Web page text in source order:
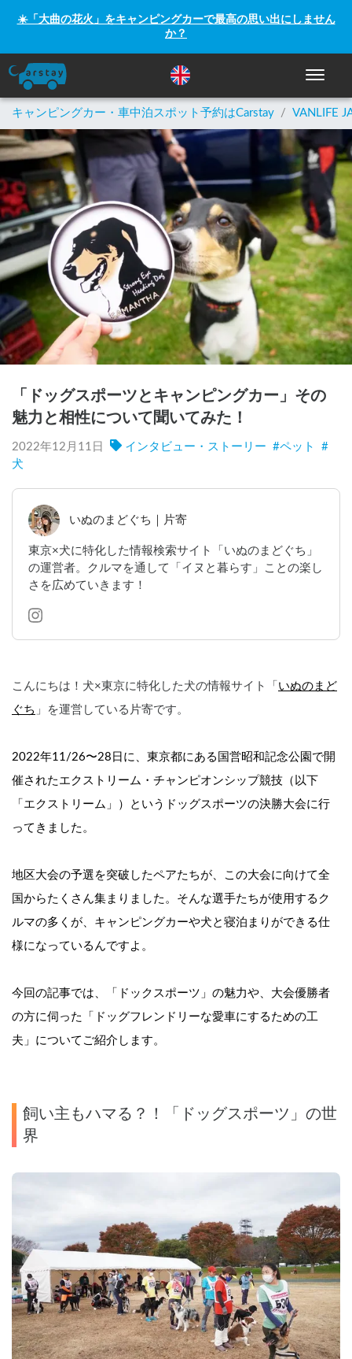
☀️「大曲の花火」をキャンピングカーで最高の思い出にしません
か？
ナビゲ
キャンピングカー・車中泊スポット予約はCarstay / VANLIFE
「ドッグスポーツとキャンピングカー」その
魅力と相性について聞いてみた！
2022年12月11日 インタビュー・ストーリー #ペット
#
犬
いぬのまどぐち｜片寄
東京×犬に特化した情報検索サイト「いぬのまどぐち」
の運営者。クルマを通して「イヌと暮らす」ことの楽し
さを広めていきます！
こんにちは！犬×東京に特化した犬の情報サイト「 いぬのまど
ぐち 」を運営している片寄です。
2022年11/26〜28日に、東京都にある国営昭和記念公園で開
催されたエクストリーム・チャンピオンシップ競技（以下
「エクストリーム」）というドッグスポーツの決勝大会に行
ってきました。
地区大会の予選を突破したペアたちが、この大会に向けて全
国からたくさん集まりました。そんな選手たちが使用するク
ルマの多くが、キャンピングカーや犬と寝泊まりができる仕
様になっているんですよ。
今回の記事では、「ドックスポーツ」の魅力や、大会優勝者
の方に伺った「ドッグフレンドリーな愛車にするための工
夫」についてご紹介します。
飼い主もハマる？！「ドッグスポーツ」の世
界